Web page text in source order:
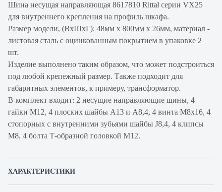
Шина несущая направляющая 8617810 Rittal серии VX25
для внутреннего крепления на профиль шкафа.
Размер модели, (ВxШxГ): 48мм x 800мм x 26мм, материал -
листовая сталь c оцинкованным покрытием в упаковке 2
шт.
Изделие выполнено таким образом, что может подстроиться
под любой крепежный размер. Также подходит для
габаритных элементов, к примеру, трансформатор.
В комплект входит: 2 несущие направляющие шины, 4
гайки M12, 4 плоских шайбы А13 и А8,4, 4 винта M8x16, 4
стопорных с внутренними зубьями шайбы J8,4, 4 клипсы
M8, 4 болта Т-образной головкой М12.
ХАРАКТЕРИСТИКИ